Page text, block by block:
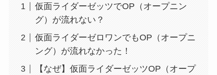
仮面ライダーゼッツでOP（オープニン
グ）が流れない？
仮面ライダーゼロワンでもOP（オープニ
ング）が流れなかった！
【なぜ】仮面ライダーゼッツOP（オープ